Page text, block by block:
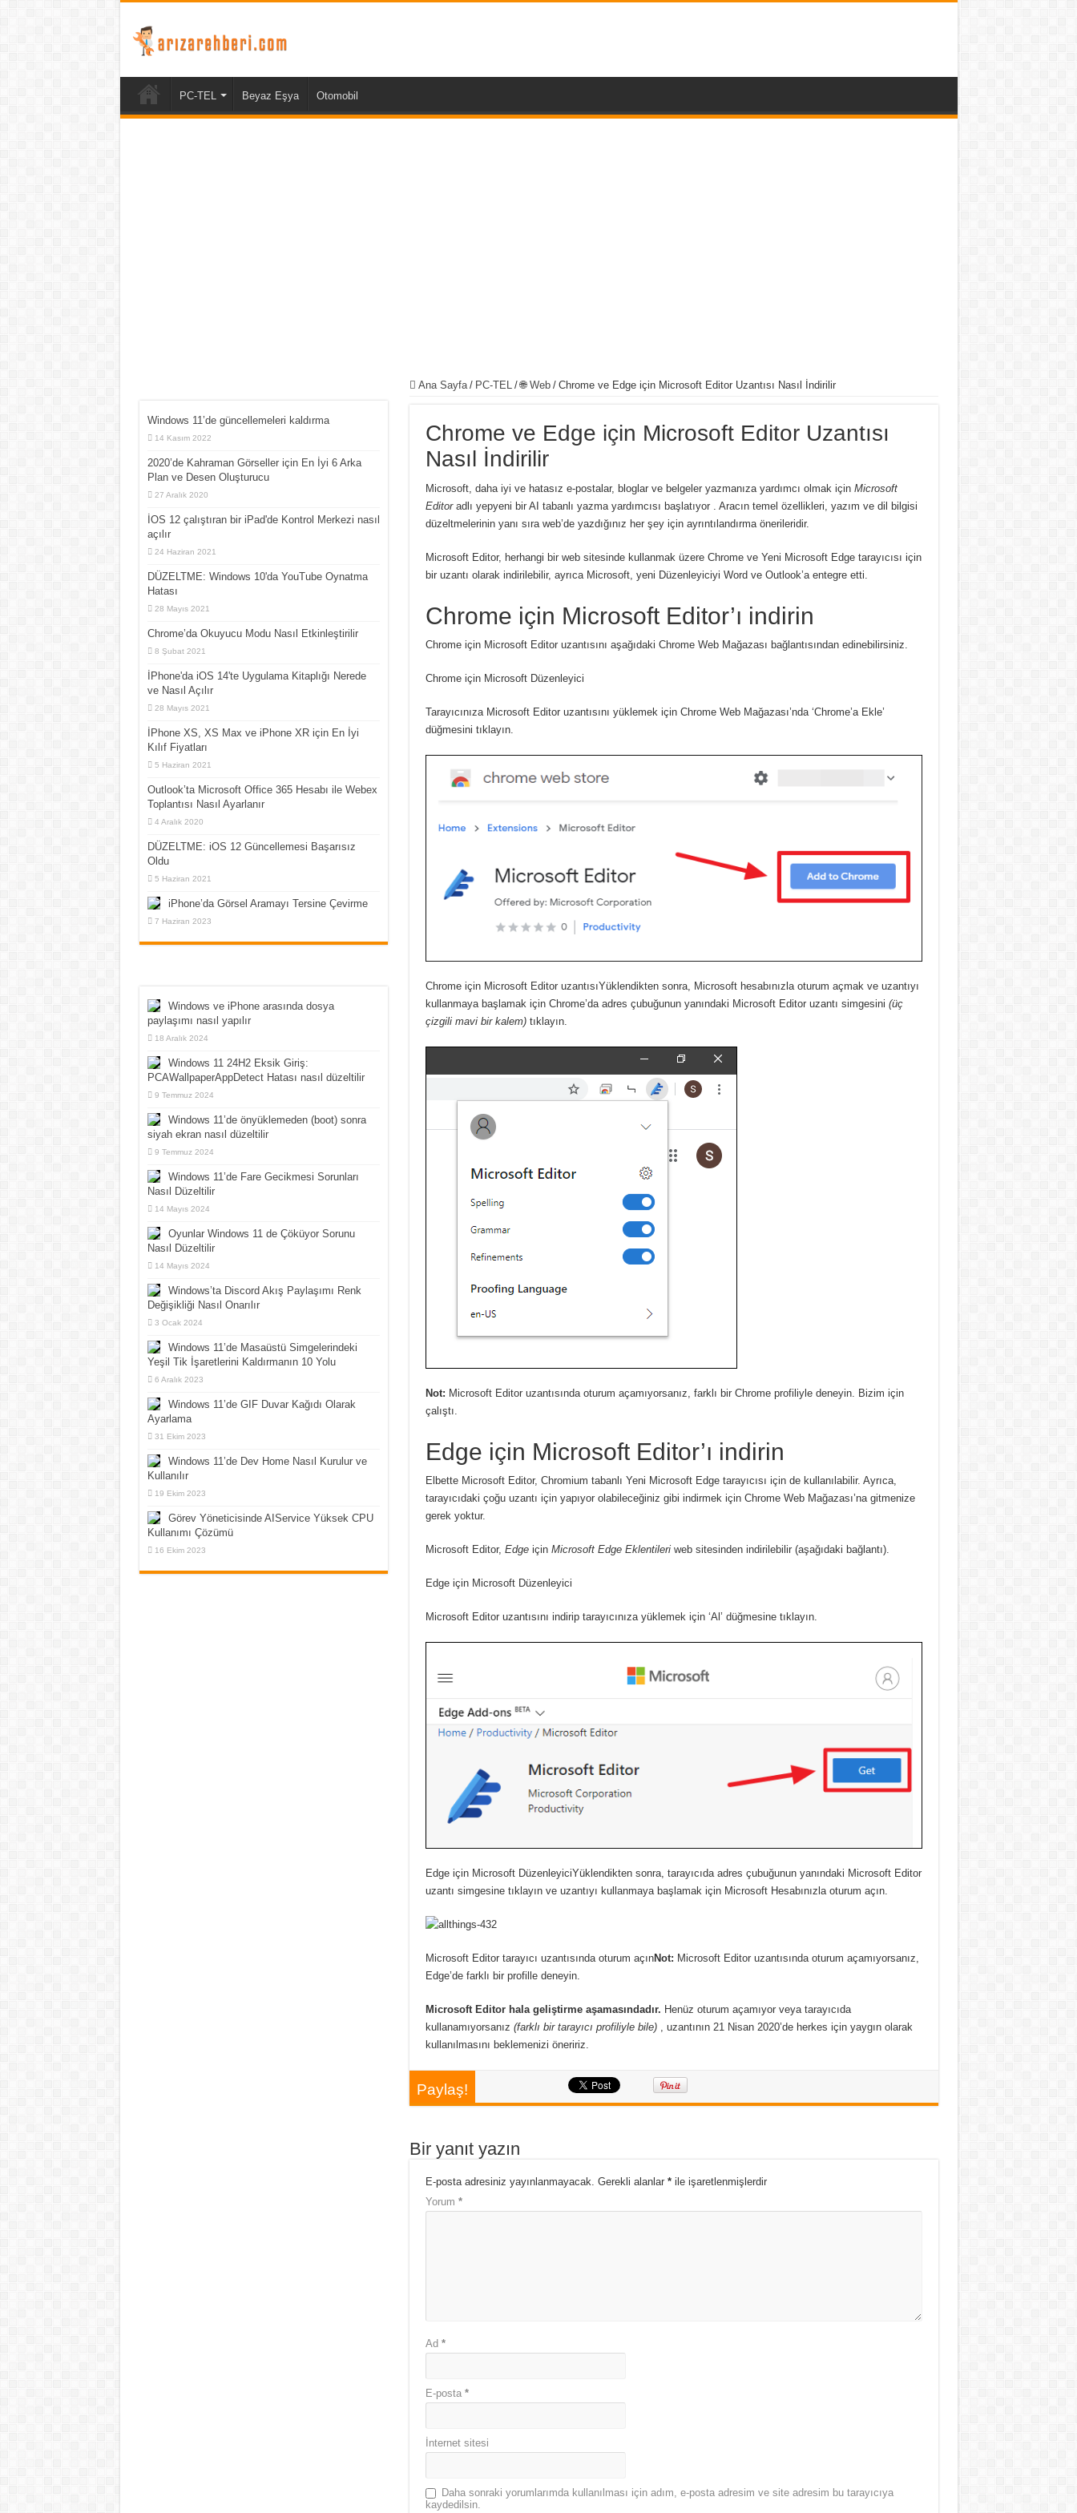
PC-TEL Beyaz Eşya Otomobil
Ana Sayfa / PC-TEL / 🌐 Web / Chrome ve Edge için Microsoft Editor Uzantısı Nasıl İndirilir
Chrome ve Edge için Microsoft Editor Uzantısı
Nasıl İndirilir
Microsoft, daha iyi ve hatasız e-postalar, bloglar ve belgeler yazmanıza yardımcı olmak için Microsoft
Editoradlı yepyeni bir AI tabanlı yazma yardımcısı başlatıyor
Aracın temel özellikleri, yazım ve dil bilgisi
düzeltmelerinin yanı sıra web’de yazdığınız her şey için ayrıntılandırma önerileridir.
Microsoft Editor, herhangi bir web sitesinde kullanmak üzere Chrome ve Yeni Microsoft Edge tarayıcısı için
bir uzantı olarak indirilebilir, ayrıca Microsoft, yeni Düzenleyiciyi Word ve Outlook’a entegre etti.
Chrome için Microsoft Editor’ı indirin
Chrome için Microsoft Editor uzantısını aşağıdaki Chrome Web Mağazası bağlantısından edinebilirsiniz.
Chrome için Microsoft Düzenleyici
Tarayıcınıza Microsoft Editor uzantısını yüklemek için Chrome Web Mağazası’nda ‘Chrome’a ​​Ekle’
düğmesini tıklayın.
Chrome için Microsoft Editor uzantısıYüklendikten sonra, Microsoft hesabınızla oturum açmak ve uzantıyı
kullanmaya başlamak için Chrome’da adres çubuğunun yanındaki Microsoft Editor uzantı simgesini (üç
çizgili mavi bir kalem)tıklayın.
Not: Microsoft Editor uzantısında oturum açamıyorsanız, farklı bir Chrome profiliyle deneyin. Bizim için
çalıştı.
Edge için Microsoft Editor’ı indirin
Elbette Microsoft Editor, Chromium tabanlı Yeni Microsoft Edge tarayıcısı için de kullanılabilir. Ayrıca,
tarayıcıdaki çoğu uzantı için yapıyor olabileceğiniz gibi indirmek için Chrome Web Mağazası’na gitmenize
gerek yoktur.
Microsoft Editor, Edgeiçin Microsoft Edge Eklentileriweb sitesinden indirilebilir (aşağıdaki bağlantı).
Edge için Microsoft Düzenleyici
Microsoft Editor uzantısını indirip tarayıcınıza yüklemek için ‘Al’ düğmesine tıklayın.
Edge için Microsoft DüzenleyiciYüklendikten sonra, tarayıcıda adres çubuğunun yanındaki Microsoft Editor
uzantı simgesine tıklayın ve uzantıyı kullanmaya başlamak için Microsoft Hesabınızla oturum açın.
Microsoft Editor tarayıcı uzantısında oturum açınNot: Microsoft Editor uzantısında oturum açamıyorsanız,
Edge’de farklı bir profille deneyin.
Microsoft Editor hala geliştirme aşamasındadır. Henüz oturum açamıyor veya tarayıcıda
kullanamıyorsanız (farklı bir tarayıcı profiliyle bile), uzantının 21 Nisan 2020’de herkes için yaygın olarak
kullanılmasını beklemenizi öneririz.
Paylaş!
Bir yanıt yazın
E-posta adresiniz yayınlanmayacak. Gerekli alanlar *ile işaretlenmişlerdir
Yorum *
Ad *
E-posta *
İnternet sitesi
Daha sonraki yorumlarımda kullanılması için adım, e-posta adresim ve site adresim bu tarayıcıya
kaydedilsin.
Windows 11’de güncellemeleri kaldırma
14 Kasım 2022
2020’de Kahraman Görseller için En İyi 6 Arka
Plan ve Desen Oluşturucu
27 Aralık 2020
İOS 12 çalıştıran bir iPad'de Kontrol Merkezi nasıl
açılır
24 Haziran 2021
DÜZELTME: Windows 10'da YouTube Oynatma
Hatası
28 Mayıs 2021
Chrome’da Okuyucu Modu Nasıl Etkinleştirilir
8 Şubat 2021
İPhone'da iOS 14'te Uygulama Kitaplığı Nerede
ve Nasıl Açılır
28 Mayıs 2021
İPhone XS, XS Max ve iPhone XR için En İyi
Kılıf Fiyatları
5 Haziran 2021
Outlook’ta Microsoft Office 365 Hesabı ile Webex
Toplantısı Nasıl Ayarlanır
4 Aralık 2020
DÜZELTME: iOS 12 Güncellemesi Başarısız
Oldu
5 Haziran 2021
iPhone’da Görsel Aramayı Tersine Çevirme
7 Haziran 2023
Windows ve iPhone arasında dosya
paylaşımı nasıl yapılır
18 Aralık 2024
Windows 11 24H2 Eksik Giriş:
PCAWallpaperAppDetect Hatası nasıl düzeltilir
9 Temmuz 2024
Windows 11’de önyüklemeden (boot) sonra
siyah ekran nasıl düzeltilir
9 Temmuz 2024
Windows 11’de Fare Gecikmesi Sorunları
Nasıl Düzeltilir
14 Mayıs 2024
Oyunlar Windows 11 de Çöküyor Sorunu
Nasıl Düzeltilir
14 Mayıs 2024
Windows’ta Discord Akış Paylaşımı Renk
Değişikliği Nasıl Onarılır
3 Ocak 2024
Windows 11’de Masaüstü Simgelerindeki
Yeşil Tik İşaretlerini Kaldırmanın 10 Yolu
6 Aralık 2023
Windows 11’de GIF Duvar Kağıdı Olarak
Ayarlama
31 Ekim 2023
Windows 11’de Dev Home Nasıl Kurulur ve
Kullanılır
19 Ekim 2023
Görev Yöneticisinde AIService Yüksek CPU
Kullanımı Çözümü
16 Ekim 2023